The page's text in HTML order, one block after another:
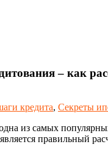
– как
кредита, Секреты
из самых
правильный